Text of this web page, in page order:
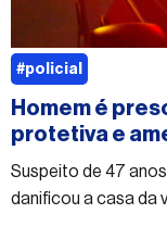
Homem é
protetiva e
Suspeito de 47
danificou a casa da
#policial